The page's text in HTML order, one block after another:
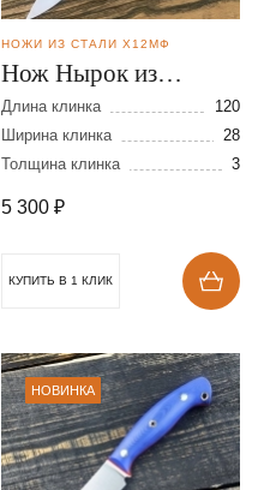
НОЖИ ИЗ СТАЛИ Х12МФ
Нож Нырок из
кованой стали
Х12МФ
Длина клинка
120
Ширина клинка
28
Толщина клинка
3
5 300 ₽
КУПИТЬ В 1 КЛИК
НОВИНКА